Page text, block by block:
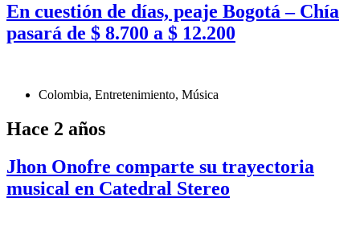
En cuestión de días, peaje Bogotá – Chía
pasará de $ 8.700 a $ 12.200
Colombia, Entretenimiento, Música
Hace 2 años
Jhon Onofre comparte su trayectoria
musical en Catedral Stereo